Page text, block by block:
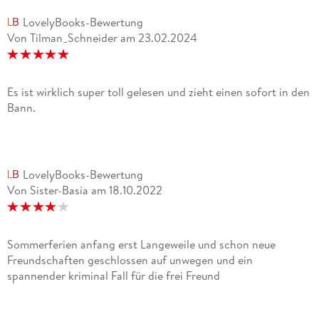
LovelyBooks-Bewertung
Von Tilman_Schneider am 23.02.2024
Es ist wirklich super toll gelesen und zieht einen sofort in den
Bann.
LovelyBooks-Bewertung
Von Sister-Basia am 18.10.2022
Sommerferien anfang erst Langeweile und schon neue
Freundschaften geschlossen auf unwegen und ein
spannender kriminal Fall für die frei Freund